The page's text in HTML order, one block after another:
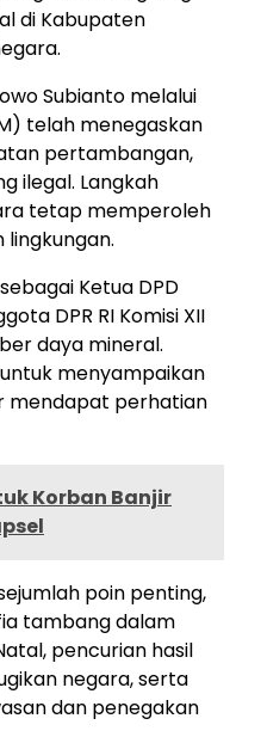
di Kabupaten
Subianto melalui
telah menegaskan
pertambangan,
ilegal. Langkah
tetap memperoleh
Ketua DPD
DPR RI Komisi XII
daya mineral.
menyampaikan
mendapat perhatian
Korban Banjir
poin penting,
tambang dalam
pencurian hasil
negara, serta
dan penegakan